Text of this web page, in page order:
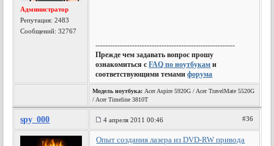
Администратор
Репутация:2483
Сообщений: 32767
---------------------------------------------------------
Прежде чем задавать вопрос прошу
ознакомиться сFAQ по ноутбукам и
соответствующими темамифорума
Модель ноутбука: Acer Aspire 5920G / Acer TravelMate 5520G
/ Acer Timeline 3810T
spy_000 4 апреля 2011 00:46 #36
Опыт создания лазера из DVD-RW привода